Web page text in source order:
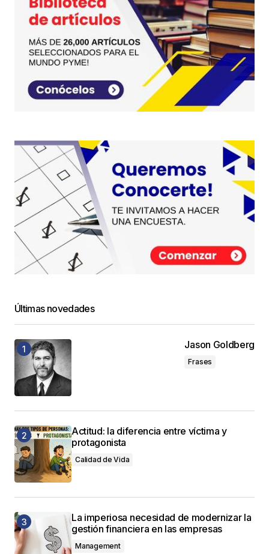
Últimas novedades
Jason Goldberg
Frases
Actitud: la diferencia entre víctima y
protagonista
Calidad de Vida
La imperiosa necesidad de modernizar la
gestión financiera en las empresas
Management